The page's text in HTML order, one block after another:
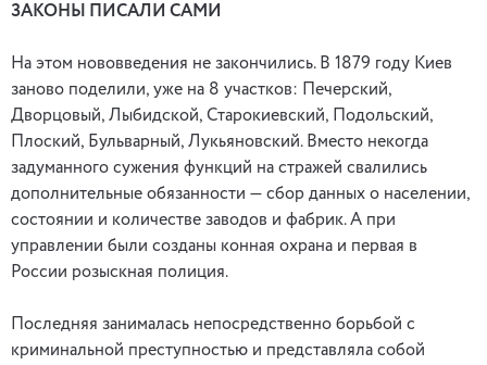
ЗАКОНЫ ПИСАЛИ САМИ
На этом нововведения не закончились. В 1879 году Киев
заново поделили, уже на 8 участков: Печерский,
Дворцовый, Лыбидской, Старокиевский, Подольский,
Плоский, Бульварный, Лукьяновский. Вместо некогда
задуманного сужения функций на стражей свалились
дополнительные обязанности — сбор данных о населении,
состоянии и количестве заводов и фабрик. А при
управлении были созданы конная охрана и первая в
России розыскная полиция.
Последняя занималась непосредственно борьбой с
криминальной преступностью и представляла собой